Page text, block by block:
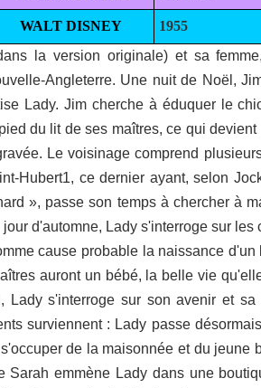
WALT DISNEY 1955
la version originale) et sa
Angleterre. Une nuit de Noël,
Lady. Jim cherche à éduquer le
du lit de ses maîtres, ce qui
Le voisinage comprend
Hubert1, ce dernier ayant, selon
», passe son temps à chercher à
d'automne, Lady s'interroge sur
cause probable la naissance
auront un bébé, la belle vie
Lady s'interroge sur son avenir et
surviennent : Lady passe
de la maisonnée et du
emmène Lady dans une